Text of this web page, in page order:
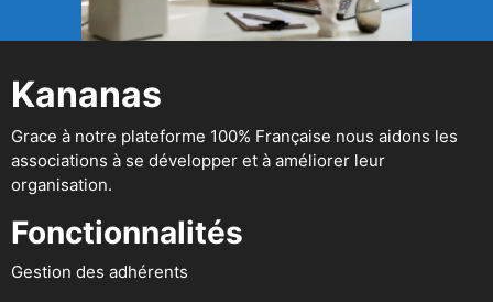
Kananas
Grace à notre plateforme 100% Française nous aidons les
associations à se développer et à améliorer leur
organisation.
Fonctionnalités
Gestion des adhérents